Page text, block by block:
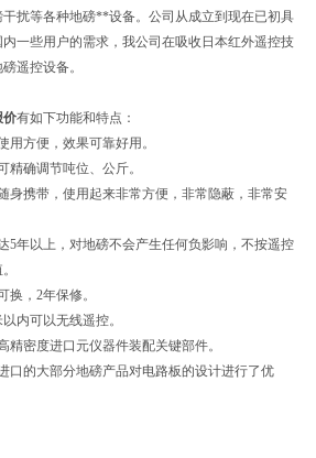
扰等各种地磅**设备。公司从成立到现在已初具
一些用户的需求，我公司在吸收日本红外遥控技
遥控设备。
价有如下功能和特点：
用方便，效果可靠好用。
精确调节吨位、公斤。
身携带，使用起来非常方便，非常隐蔽，非常安
5年以上，对地磅不会产生任何负影响，不按遥控
换，2年保修。
内可以无线遥控。
精密度进口元仪器件装配关键部件。
口的大部分地磅产品对电路板的设计进行了优